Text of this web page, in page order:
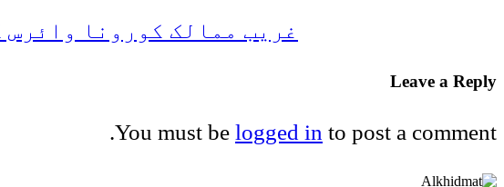
غریب ممالک کورونا
Leave a Reply
You must be logged in to post a comment.